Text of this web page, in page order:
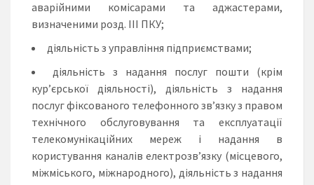
аварійними комісарами та аджастерами,
визначеними розд. III ПКУ;
діяльність з управління підприємствами;
діяльність з надання послуг пошти (крім
кур’єрської діяльності), діяльність з надання
послуг фіксованого телефонного зв’язку з правом
технічного обслуговування та експлуатації
телекомунікаційних мереж і надання в
користування каналів електрозв’язку (місцевого,
міжміського, міжнародного), діяльність з надання